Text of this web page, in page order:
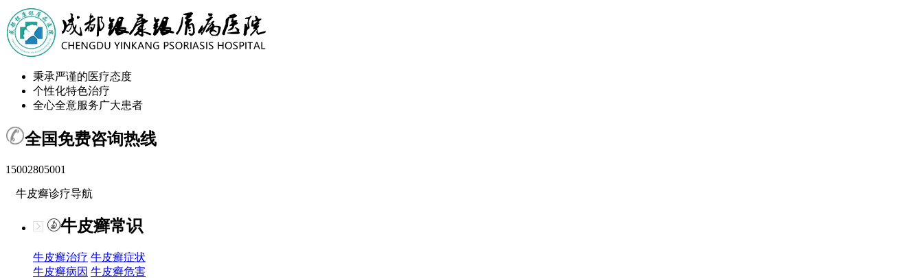
秉承严谨的医疗态度
个性化特色治疗
全心全意服务广大患者
全国免费咨询热线
15002805001
牛皮癣诊疗导航
牛皮癣常识
牛皮癣治疗 牛皮癣症状
牛皮癣病因 牛皮癣危害